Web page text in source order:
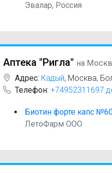
Эвалар, Россия
Аптека "Ригла" на
Адрес: Кадый, Москва,
Телефон: +74952311697
Биотин форте капс
ЛетоФарм ООО